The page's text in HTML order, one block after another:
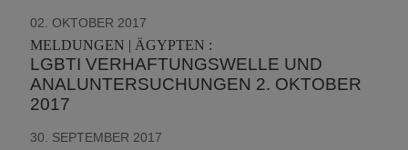
02. OKTOBER 2017
MELDUNGEN | ÄGYPTEN :
LGBTI VERHAFTUNGSWELLE UND
ANALUNTERSUCHUNGEN 2. OKTOBER
2017
30. SEPTEMBER 2017